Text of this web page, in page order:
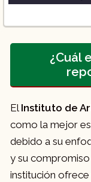
Curso de
¿Cuál
El Instituto de
como la mejor
debido a su
y su
institución